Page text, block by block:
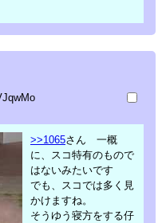
>>1065さん 一概
に、スコ特有のもので
はないみたいです
でも、スコでは多く見
かけますね。
そうゆう寝方をする仔